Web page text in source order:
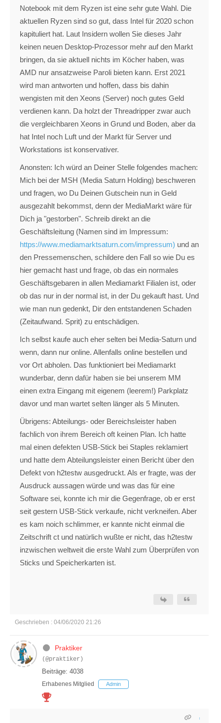
Notebook mit dem Ryzen ist eine sehr gute Wahl. Die
aktuellen Ryzen sind so gut, dass Intel für 2020 schon
kapituliert hat. Laut Insidern wollen Sie dieses Jahr
keinen neuen Desktop-Prozessor mehr auf den Markt
bringen, da sie aktuell nichts im Köcher haben, was
AMD nur ansatzweise Paroli bieten kann. Erst 2021
wird man antworten und hoffen, dass bis dahin
wengisten mit den Xeons (Server) noch gutes Geld
verdienen kann. Da holzt der Threadripper zwar auch
die vergleichbaren Xeons in Grund und Boden, aber da
hat Intel noch Luft und der Markt für Server und
Workstations ist konservativer.
Anonsten: Ich würd an Deiner Stelle folgendes machen:
Mich bei der MSH (Media Saturn Holding) beschweren
und fragen, wo Du Deinen Gutschein nun in Geld
ausgezahlt bekommst, denn der MediaMarkt wäre für
Dich ja "gestorben". Schreib direkt an die
Geschäftsleitung (Namen sind im Impressum:
https://www.mediamarktsaturn.com/impressum) und an
den Pressemenschen, schildere den Fall so wie Du es
hier gemacht hast und frage, ob das ein normales
Geschäftsgebaren in allen Mediamarkt Filialen ist, oder
ob das nur in der normal ist, in der Du gekauft hast. Und
wie man nun gedenkt, Dir den entstandenen Schaden
(Zeitaufwand. Sprit) zu entschädigen.
Ich selbst kaufe auch eher selten bei Media-Saturn und
wenn, dann nur online. Allenfalls online bestellen und
vor Ort abholen. Das funktioniert bei Mediamarkt
wunderbar, denn dafür haben sie bei unserem MM
einen extra Eingang mit eigenem (leerem!) Parkplatz
davor und man wartet selten länger als 5 Minuten.
Übrigens: Abteilungs- oder Bereichsleister haben
fachlich von ihrem Bereich oft keinen Plan. Ich hatte
mal einen defekten USB-Stick bei Staples reklamiert
und hatte dem Abteilungsleister einen Bericht über den
Defekt von h2testw ausgedruckt. Als er fragte, was der
Ausdruck aussagen würde und was das für eine
Software sei, konnte ich mir die Gegenfrage, ob er erst
seit gestern USB-Stick verkaufe, nicht verkneifen. Aber
es kam noich schlimmer, er kannte nicht einmal die
Zeitschrift ct und natürlich wußte er nicht, das h2testw
inzwischen weltweit die erste Wahl zum Überprüfen von
Sticks und Speicherkarten ist.
Geschrieben : 04/06/2020 21:26
Praktiker
(@praktiker)
Beiträge: 4038
Erhabenes Mitglied Admin